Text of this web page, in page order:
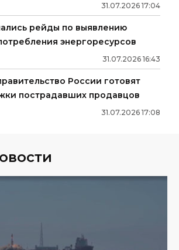
31.07.2026 17:04
рейды по выявлению
энергоресурсов
31.07.2026 16:43
России готовят
пострадавших продавцов
31.07.2026 17:08